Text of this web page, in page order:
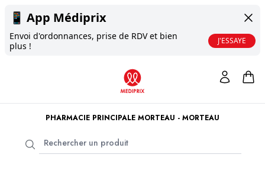
📱 App Médiprix
Envoi d'ordonnances, prise de RDV et bien
plus !
J'ESSAYE
PHARMACIE PRINCIPALE MORTEAU - MORTEAU